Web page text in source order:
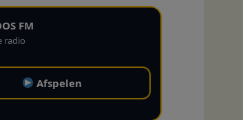
FM
radio
Afspelen